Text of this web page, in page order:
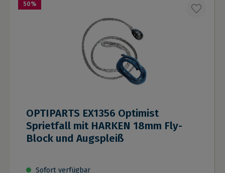
50%
OPTIPARTS EX1356 Optimist
Sprietfall mit HARKEN 18mm Fly-
Block und Augspleiß
Sofort verfügbar